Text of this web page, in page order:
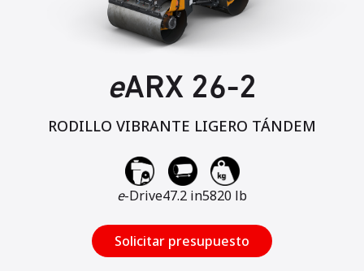
eARX 26-2
RODILLO VIBRANTE LIGERO TÁNDEM
e-Drive47.2 in5820 lb
Solicitar presupuesto